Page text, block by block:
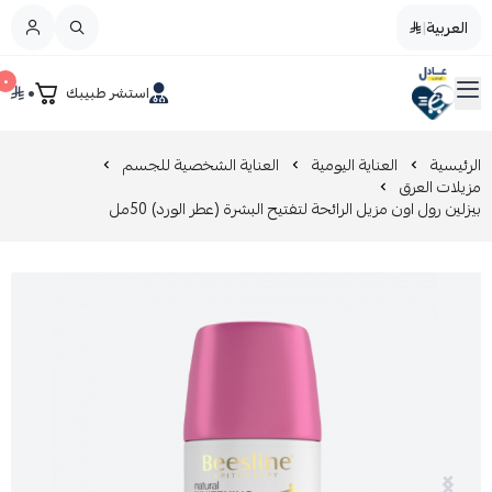
العربية|
صيدليات عادل استشر طبيبك ٠ ٠ القائمة الرئيسية
تخفيضات
المدونة
مزيل طلاء الأظافر
العناية بالطفل و الأم
عرض الكل
العناية اليومية
الرئيسية العناية اليومية العناية الشخصية للجسم
مزيلات العرق
بيزلين رول اون مزيل الرائحة لتفتيح البشرة (عطر الورد) 50مل